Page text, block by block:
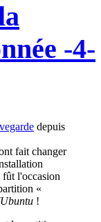
-4-
depuis
fait changer
fût l'occasion
«
'Ubuntu !